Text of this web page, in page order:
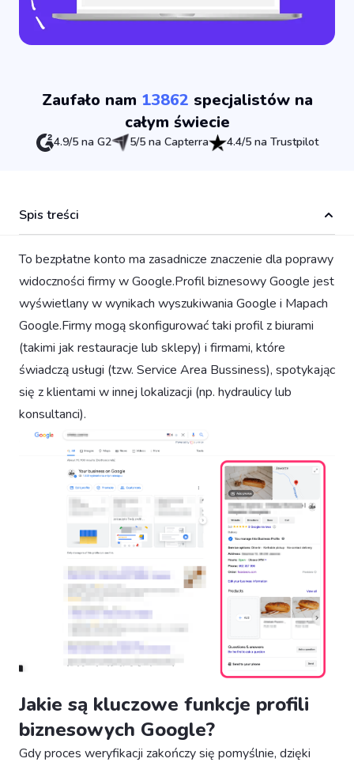
Zaufało nam 13862 specjalistów na
całym świecie
4.9/5 na G2 5/5 na Capterra 4.4/5 na Trustpilot
Spis treści
To bezpłatne konto ma zasadnicze znaczenie dla poprawy
widoczności firmy w Google.Profil biznesowy Google jest
wyświetlany w wynikach wyszukiwania Google i Mapach
Google.Firmy mogą skonfigurować taki profil z biurami
(takimi jak restauracje lub sklepy) i firmami, które
świadczą usługi (tzw. Service Area Bussiness), spotykając
się z klientami w innej lokalizacji (np. hydraulicy lub
konsultanci).
Jakie są kluczowe funkcje profili
biznesowych Google?
Gdy proces weryfikacji zakończy się pomyślnie, dzięki